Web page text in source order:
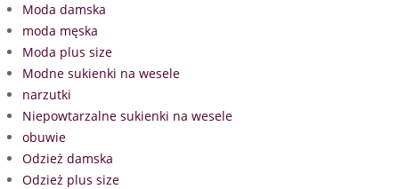
Moda damska
moda męska
Moda plus size
Modne sukienki na wesele
narzutki
Niepowtarzalne sukienki na wesele
obuwie
Odzież damska
Odzież plus size